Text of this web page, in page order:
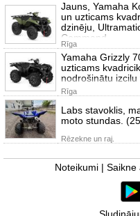
Jauns, Yamaha
un uzticams
dzinēju,
Command
Rīga
Yamaha Grizzly
uzticams
nodrošinātu
Rīga
Labs stavoklis,
moto stundas.
Rēzekne un raj.
Noteikumi Saikne